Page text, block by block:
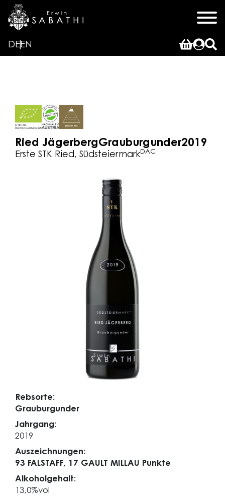
DEEN
Ried JägerbergGrauburgunder2019
Erste STK Ried, SüdsteiermarkDAC
Rebsorte:
Grauburgunder
Jahrgang:
2019
Auszeichnungen:
93 FALSTAFF, 17 GAULT MILLAU Punkte
Alkoholgehalt:
13,0%vol